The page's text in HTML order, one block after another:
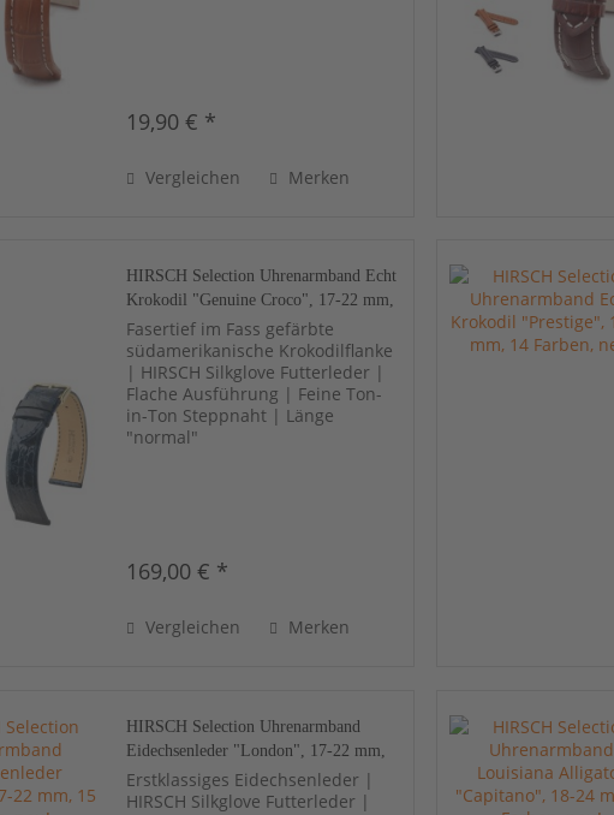
19,90 € *
Vergleichen Merken
HIRSCH Selection Uhrenarmband Echt
Krokodil "Genuine Croco", 17-22 mm,
13 Farben, neu!
Fasertief im Fass gefärbte
südamerikanische Krokodilflanke
| HIRSCH Silkglove Futterleder |
Flache Ausführung | Feine Ton-
in-Ton Steppnaht | Länge
"normal"
169,00 € *
Vergleichen Merken
HIRSCH Selection Uhrenarmband
Eidechsenleder "London", 17-22 mm,
15 Farben, neu!
Erstklassiges Eidechsenleder |
HIRSCH Silkglove Futterleder |